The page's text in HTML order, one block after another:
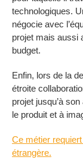
technologiques.
négocie avec
projet mais aussi
budget.
Enfin, lors de la
étroite
projet jusqu’à
le produit et à
Ce métier
étrangère.